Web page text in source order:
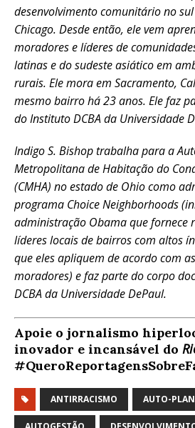
desenvolvimento comunitário no
Chicago. Desde então, ele vem
moradores e líderes de
latinas e do sudeste asiático em
rurais. Ele mora em Sacramento,
mesmo bairro há 23 anos. Ele faz
do Instituto DCBA da Universidade
Indigo S. Bishop trabalha para a
Metropolitana de Habitação do
(CMHA) no estado de Ohio como
programa Choice Neighborhoods
administração Obama que fornece
líderes locais de bairros com altos
que eles apliquem de acordo com
moradores) e faz parte do corpo
DCBA da Universidade DePaul.
Apoie o jornalismo
inovador e incansável do
ANTIRRACISMO AUTO-